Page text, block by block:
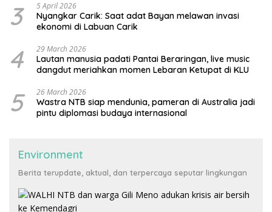
3 5 April 2026
Nyangkar Carik: Saat adat Bayan melawan invasi
ekonomi di Labuan Carik
4 29 March 2026
Lautan manusia padati Pantai Beraringan, live music
dangdut meriahkan momen Lebaran Ketupat di KLU
5 26 March 2026
Wastra NTB siap mendunia, pameran di Australia jadi
pintu diplomasi budaya internasional
Environment
Berita terupdate, aktual, dan terpercaya seputar lingkungan